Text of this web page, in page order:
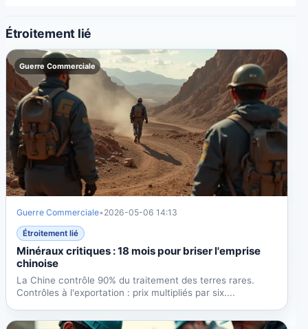
Étroitement lié
Guerre Commerciale
Guerre Commerciale• 2026-05-06 14:13
Étroitement lié
Minéraux critiques : 18 mois pour briser l'emprise
chinoise
La Chine contrôle 90% du traitement des terres rares.
Contrôles à l'exportation : prix multipliés par six....